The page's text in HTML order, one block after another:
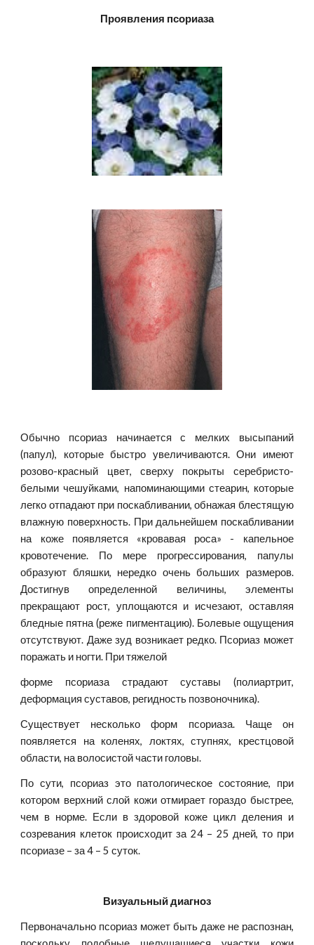
Проявления псориаза
Обычно псориаз начинается с мелких высыпаний
(папул), которые быстро увеличиваются. Они имеют
розово-красный цвет, сверху покрыты серебристо-
белыми чешуйками, напоминающими стеарин, которые
легко отпадают при поскабливании, обнажая блестящую
влажную поверхность. При дальнейшем поскабливании
на коже появляется «кровавая роса» - капельное
кровотечение. По мере прогрессирования, папулы
образуют бляшки, нередко очень больших размеров.
Достигнув определенной величины, элементы
прекращают рост, уплощаются и исчезают, оставляя
бледные пятна (реже пигментацию). Болевые ощущения
отсутствуют. Даже зуд возникает редко. Псориаз может
поражать и ногти. При тяжелой
форме псориаза страдают суставы (полиартрит,
деформация суставов, регидность позвоночника).
Существует несколько форм псориаза. Чаще он
появляется на коленях, локтях, ступнях, крестцовой
области, на волосистой части головы.
По сути, псориаз это патологическое состояние, при
котором верхний слой кожи отмирает гораздо быстрее,
чем в норме. Если в здоровой коже цикл деления и
созревания клеток происходит за 24 – 25 дней, то при
псориазе – за 4 – 5 суток.
Визуальный диагноз
Первоначально псориаз может быть даже не распознан,